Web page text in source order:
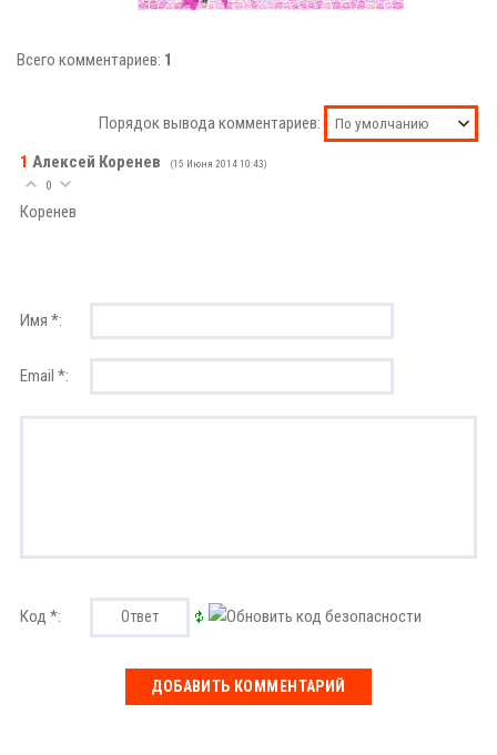
Всего комментариев: 1
Порядок вывода комментариев:
1 Алексей Коренев (15 Июня 2014 10:43)
0
Коренев
Имя *:
Email *:
Код *: